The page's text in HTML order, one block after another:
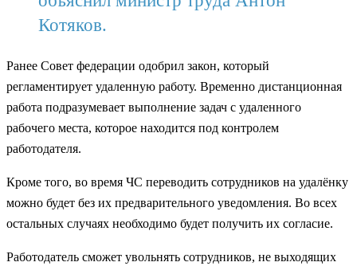
Котяков.
Ранее Совет федерации одобрил закон, который
регламентирует удаленную работу. Временно дистанционная
работа подразумевает выполнение задач с удаленного
рабочего места, которое находится под контролем
работодателя.
Кроме того, во время ЧС переводить сотрудников на удалёнку
можно будет без их предварительного уведомления. Во всех
остальных случаях необходимо будет получить их согласие.
Работодатель сможет увольнять сотрудников, не выходящих